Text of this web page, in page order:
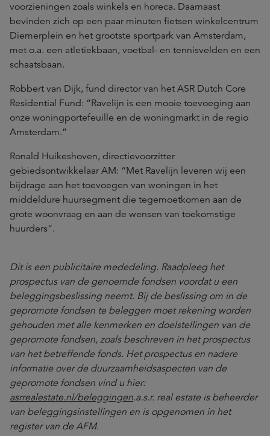
voorzieningen zoals winkels en horeca. Daarnaast
bevinden zich op een paar minuten fietsen winkelcentrum
Diemerplein en het grootste sportpark van Amsterdam,
met o.a. een atletiekbaan, voetbal- en tennisvelden en een
schaatsbaan.
Robbert van Dijk, fund director van het ASR Dutch Core
Residential Fund: “Ravelijn is een mooie toevoeging aan
onze woningportefeuille en de woningmarkt in de regio
Amsterdam.”
Ronald Huikeshoven, directievoorzitter
gebiedsontwikkelaar AM: “Met Ravelijn leveren wij een
bijdrage aan het toevoegen van woningen in het
middeldure huursegment die tegemoetkomen aan de
grote woonvraag en aan de wensen van toekomstige
huurders”.
Dit is een publicitaire mededeling. Raadpleeg het
prospectus van de genoemde fondsen voordat u een
beleggingsbeslissing neemt. Bij de beslissing om in de
gepromote fondsen te beleggen moet rekening worden
gehouden met alle kenmerken en doelstellingen van de
gepromote fondsen, zoals beschreven in het prospectus
van het betreffende fonds. Het prospectus en nadere
informatie over de duurzaamheidsaspecten van de
gepromote fondsen vind u hier:
asrrealestate.nl/beleggingen.a.s.r. real estate is beheerder
van beleggingsinstellingen en is opgenomen in het
register van de AFM.